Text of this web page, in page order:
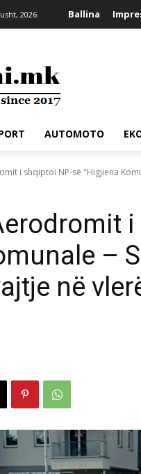
2026 Ballina
AUTOMOTO
i shqiptoi NP-së "Higjiena
–
në